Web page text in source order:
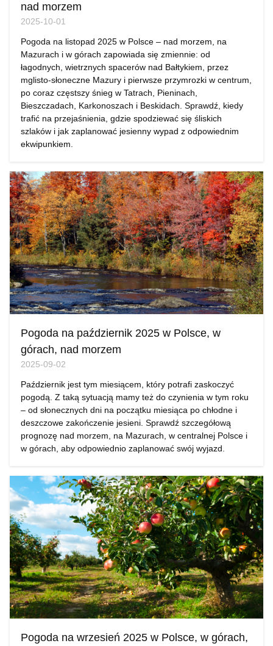
nad morzem
2025-10-01
Pogoda na listopad 2025 w Polsce – nad morzem, na
Mazurach i w górach zapowiada się zmiennie: od
łagodnych, wietrznych spacerów nad Bałtykiem, przez
mglisto-słoneczne Mazury i pierwsze przymrozki w centrum,
po coraz częstszy śnieg w Tatrach, Pieninach,
Bieszczadach, Karkonoszach i Beskidach. Sprawdź, kiedy
trafić na przejaśnienia, gdzie spodziewać się śliskich
szlaków i jak zaplanować jesienny wypad z odpowiednim
ekwipunkiem.
Pogoda na październik 2025 w Polsce, w
górach, nad morzem
2025-09-02
Październik jest tym miesiącem, który potrafi zaskoczyć
pogodą. Z taką sytuacją mamy też do czynienia w tym roku
– od słonecznych dni na początku miesiąca po chłodne i
deszczowe zakończenie jesieni. Sprawdź szczegółową
prognozę nad morzem, na Mazurach, w centralnej Polsce i
w górach, aby odpowiednio zaplanować swój wyjazd.
Pogoda na wrzesień 2025 w Polsce, w górach,